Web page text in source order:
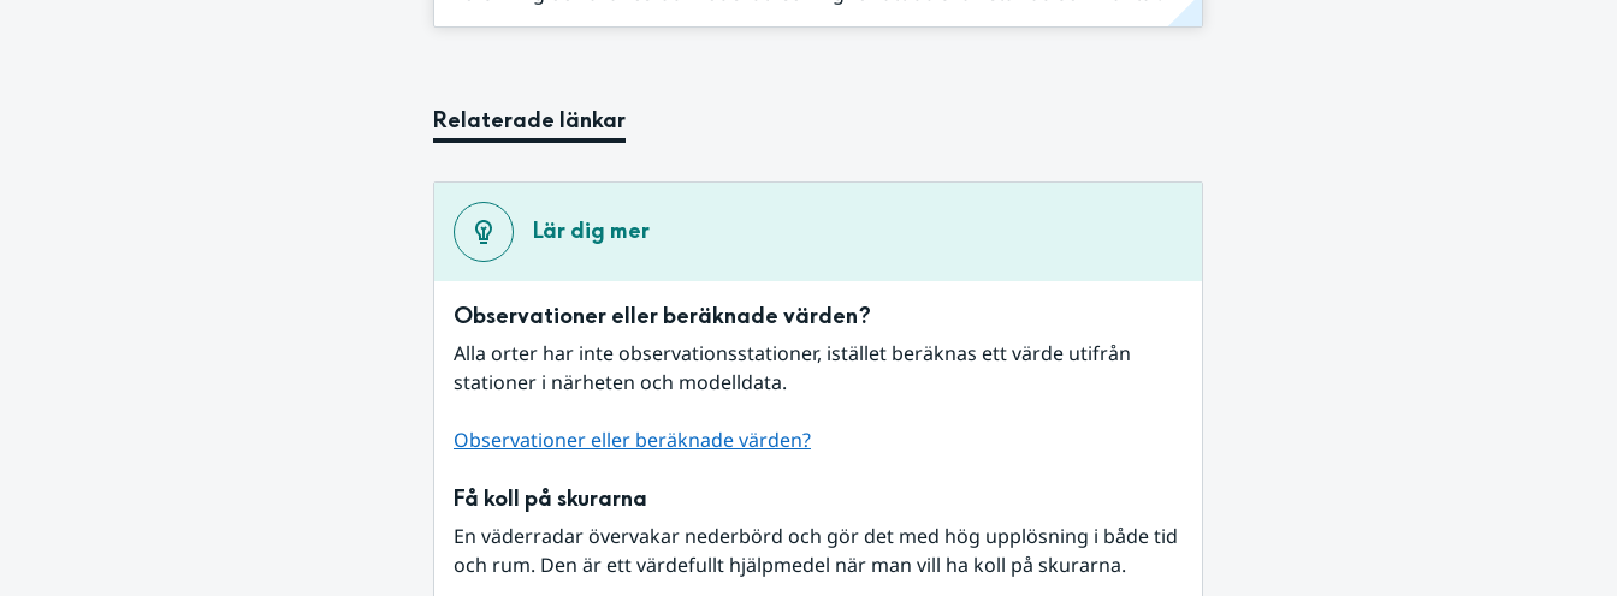
Relaterade länkar
Lär dig mer
Observationer eller beräknade värden?
Alla orter har inte observationsstationer, istället beräknas ett värde utifrån
stationer i närheten och modelldata.
Observationer eller beräknade värden?
Få koll på skurarna
En väderradar övervakar nederbörd och gör det med hög upplösning i både tid
och rum. Den är ett värdefullt hjälpmedel när man vill ha koll på skurarna.